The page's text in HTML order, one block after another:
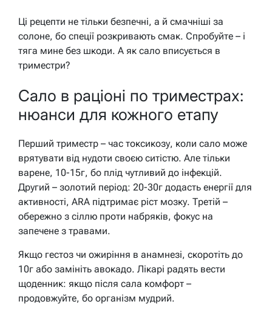
Ці рецепти не тільки безпечні, а й смачніші за
солоне, бо спеції розкривають смак. Спробуйте – і
тяга мине без шкоди. А як сало вписується в
триместри?
Сало в раціоні по триместрах:
нюанси для кожного етапу
Перший триместр – час токсикозу, коли сало може
врятувати від нудоти своєю ситістю. Але тільки
варене, 10-15г, бо плід чутливий до інфекцій.
Другий – золотий період: 20-30г додасть енергії для
активності, ARA підтримає ріст мозку. Третій –
обережно з сіллю проти набряків, фокус на
запечене з травами.
Якщо гестоз чи ожиріння в анамнезі, скоротіть до
10г або замініть авокадо. Лікарі радять вести
щоденник: якщо після сала комфорт –
продовжуйте, бо організм мудрий.